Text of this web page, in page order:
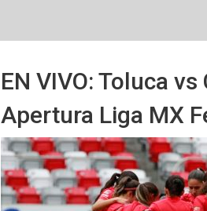
EN VIVO: Toluca
Apertura Liga MX